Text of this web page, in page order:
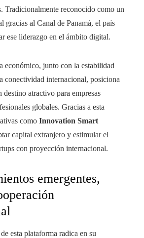
Tradicionalmente reconocido como un
gracias al Canal de Panamá, el país
ese liderazgo en el ámbito digital.
económico, junto con la estabilidad
conectividad internacional, posiciona
destino atractivo para empresas
globales. Gracias a esta
como Innovation Smart
capital extranjero y estimular el
con proyección internacional.
emergentes,
esta plataforma radica en su